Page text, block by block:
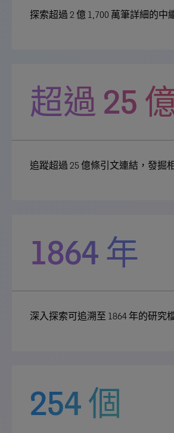
探索超過 2 億 1,700 萬筆詳細的中
超過 25
追蹤超過 25 億條引文連結，發掘
1864 年
深入探索可追溯至 1864 年的研究
254 個